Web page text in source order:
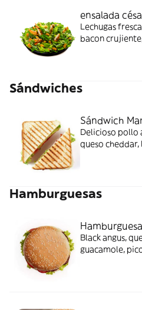
ensalada
Lechugas
bacon
Sándwiches
Sándwich
Delicioso pollo
queso cheddar,
Hamburguesas
Black angus,
guacamole,